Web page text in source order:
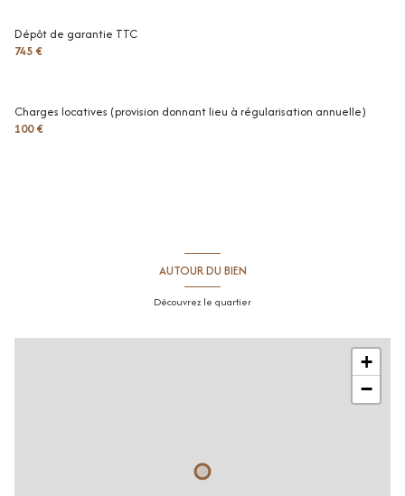
Dépôt de garantie TTC
745 €
Charges locatives (provision donnant lieu à régularisation annuelle)
100 €
AUTOUR DU BIEN
Découvrez le quartier
+
−